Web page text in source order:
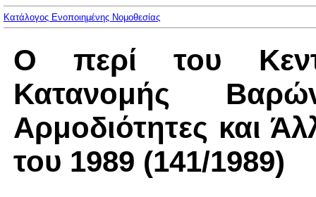
Κατάλογος Ενοποιημένης Νομοθεσίας
Ο περί του
Κατανομής
Αρμοδιότητες και
του 1989 (141/1989)